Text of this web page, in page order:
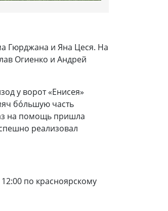
Гюрджана и Яна Цеся. На
Огиенко и Андрей
у ворот «Енисея»
бóльшую часть
на помощь пришла
реализовал
по красноярскому